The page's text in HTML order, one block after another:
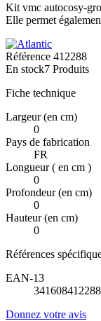
Kit vmc autocosy-
Elle permet
Référence 412288
En stock7 Produits
Fiche technique
Largeur (en cm)
0
Pays de fabrication
FR
Longueur ( en cm )
0
Profondeur (en cm)
0
Hauteur (en cm)
0
Références
EAN-13
Donnez votre avis